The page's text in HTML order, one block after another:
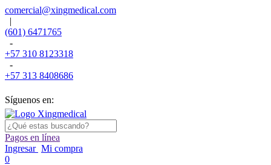
comercial@xingmedical.com
|
(601) 6471765
-
+57 310 8123318
-
+57 313 8408686
Síguenos en:
Pagos en línea
Ingresar Mi compra
0